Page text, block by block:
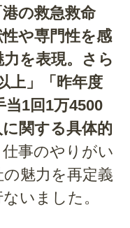
港の救急救命
や専門性を感
を表現。さら
上」「昨年度
当1回1万4500
関する具体的
仕事のやりがい
魅力を再定義
いました。